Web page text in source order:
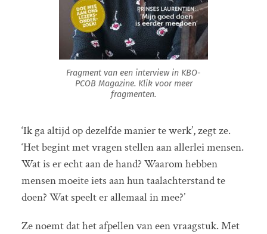
Fragment van een interview in KBO-
PCOB Magazine. Klik voor meer
fragmenten.
‘Ik ga altijd op dezelfde manier te werk’, zegt ze.
‘Het begint met vragen stellen aan allerlei mensen.
Wat is er echt aan de hand? Waarom hebben
mensen moeite iets aan hun taalachterstand te
doen? Wat speelt er allemaal in mee?’
Ze noemt dat het afpellen van een vraagstuk. Met